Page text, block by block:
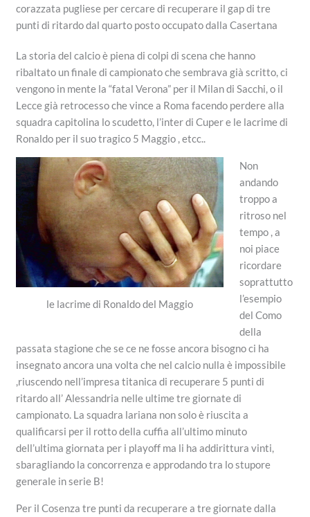
corazzata pugliese per cercare di recuperare il gap di tre
punti di ritardo dal quarto posto occupato dalla Casertana
La storia del calcio è piena di colpi di scena che hanno
ribaltato un finale di campionato che sembrava già scritto, ci
vengono in mente la “fatal Verona” per il Milan di Sacchi, o il
Lecce già retrocesso che vince a Roma facendo perdere alla
squadra capitolina lo scudetto, l’inter di Cuper e le lacrime di
Ronaldo per il suo tragico 5 Maggio , etcc..
le lacrime di Ronaldo del Maggio
Non
andando
troppo a
ritroso nel
tempo , a
noi piace
ricordare
soprattutto
l’esempio
del Como
della
passata stagione che se ce ne fosse ancora bisogno ci ha
insegnato ancora una volta che nel calcio nulla è impossibile
,riuscendo nell’impresa titanica di recuperare 5 punti di
ritardo all’ Alessandria nelle ultime tre giornate di
campionato. La squadra lariana non solo è riuscita a
qualificarsi per il rotto della cuffia all’ultimo minuto
dell’ultima giornata per i playoff ma li ha addirittura vinti,
sbaragliando la concorrenza e approdando tra lo stupore
generale in serie B!
Per il Cosenza tre punti da recuperare a tre giornate dalla